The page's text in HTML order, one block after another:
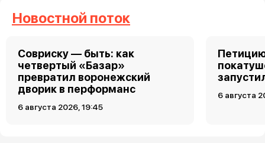
Новостной поток
Совриску — быть: как
четвертый «Базар»
превратил воронежский
дворик в перформанс
6 августа 2026, 19:45
6 августа